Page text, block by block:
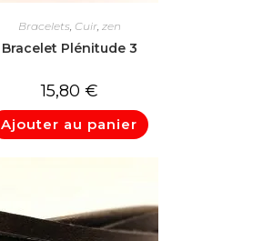
Bracelets Cuir, zen
Bracelet Plénitude 3
15,80 €
Ajouter au panier